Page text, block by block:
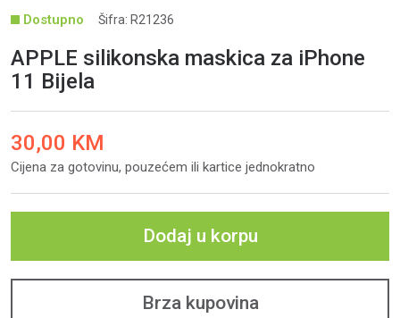
Šifra: R21236
APPLE silikonska maskica za iPhone
11 Bijela
30,00 KM
Cijena za gotovinu, pouzećem ili kartice jednokratno
Dodaj u korpu
Brza kupovina